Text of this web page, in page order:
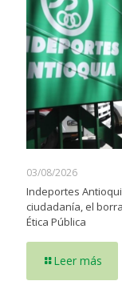
03/08/2026
Indeportes
ciudadanía, el
Ética Pública
Leer más